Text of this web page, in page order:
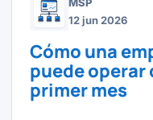
MSP
12 jun 2026
Cómo una
puede operar
primer mes